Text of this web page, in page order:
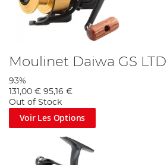
Moulinet Daiwa GS
93%
131,00 € 95,16 €
Out of Stock
Voir Les Options